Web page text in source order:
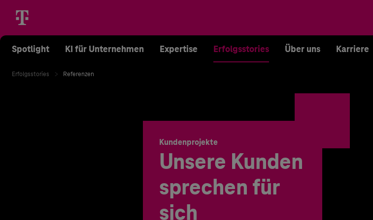
Spotlight KI für Unternehmen Expertise Erfolgsstories Über uns Karriere
Erfolgsstories Referenzen
Kundenprojekte
Unsere Kunden
sprechen für
sich